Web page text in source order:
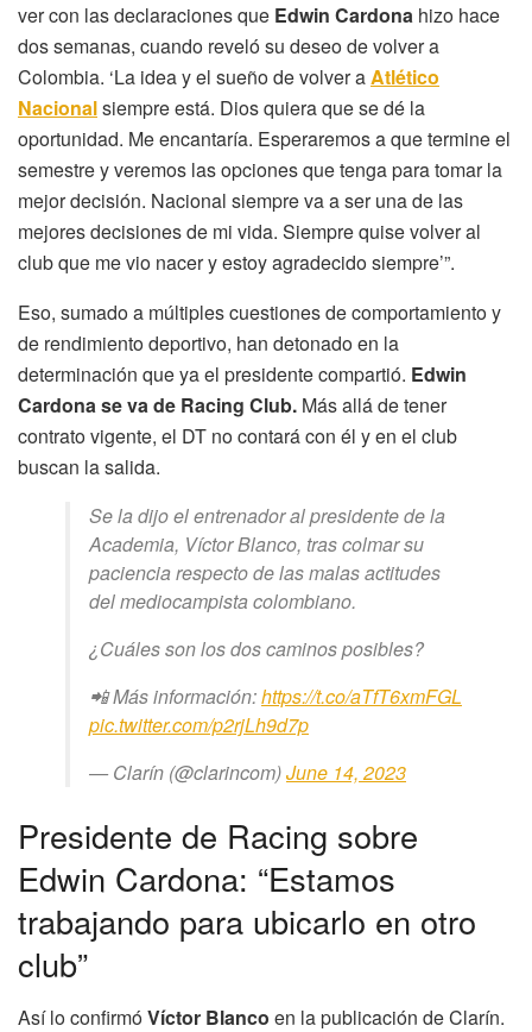
ver con las declaraciones que Edwin Cardona hizo hace
dos semanas, cuando reveló su deseo de volver a
Colombia. ‘La idea y el sueño de volver aAtlético
Nacionalsiempre está. Dios quiera que se dé la
oportunidad. Me encantaría. Esperaremos a que termine el
semestre y veremos las opciones que tenga para tomar la
mejor decisión. Nacional siempre va a ser una de las
mejores decisiones de mi vida. Siempre quise volver al
club que me vio nacer y estoy agradecido siempre’”.
Eso, sumado a múltiples cuestiones de comportamiento y
de rendimiento deportivo, han detonado en la
determinación que ya el presidente compartió. Edwin
Cardona se va de Racing Club. Más allá de tener
contrato vigente, el DT no contará con él y en el club
buscan la salida.
Se la dijo el entrenador al presidente de la
Academia, Víctor Blanco, tras colmar su
paciencia respecto de las malas actitudes
del mediocampista colombiano.
¿Cuáles son los dos caminos posibles?
📲 Más información:https://t.co/aTfT6xmFGL
pic.twitter.com/p2rjLh9d7p
— Clarín (@clarincom)June 14, 2023
Presidente de Racing sobre
Edwin Cardona: “Estamos
trabajando para ubicarlo en otro
club”
Así lo confirmóVíctor Blanco en la publicación de Clarín.